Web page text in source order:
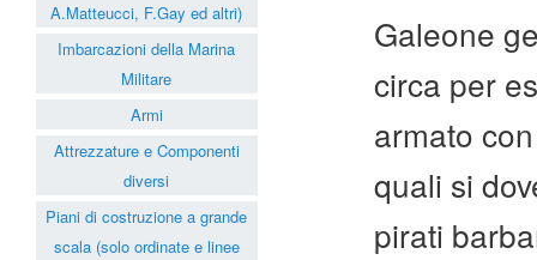
Galeone
circa per
armato
quali si
pirati
A.Matteucci, F.Gay ed altri)
Imbarcazioni della Marina
Militare
Armi
Attrezzature e Componenti
diversi
Piani di costruzione a grande
scala (solo ordinate e linee